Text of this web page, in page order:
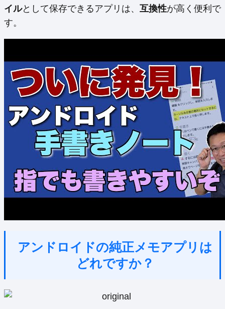
イルとして保存できるアプリは、 互換性が高く便利で
す。
アンドロイドの純正メモアプリは
どれですか？